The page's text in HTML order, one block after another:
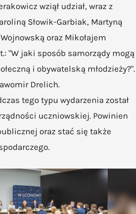
wziął udział, wraz z
Słowik-Garbiak, Martyną
oraz Mikołajem
"W jaki sposób samorządy mogą
i obywatelską młodzieży?".
Drelich.
tego typu wydarzenia został
uczniowskiej. Powinien
oraz stać się także